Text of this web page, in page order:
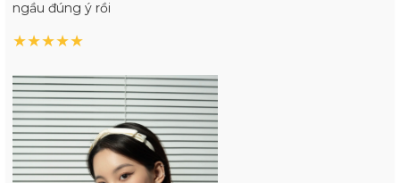
ngầu đúng ý rồi
★★★★★